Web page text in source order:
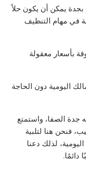
يمكن أن يكون حلاً
في مهام التنظيف
بأسعار معقولة
اليومية دون الحاجة
جدة الصفا، واستمتع
فنحن هنا لتلبية
لذلك دعنا